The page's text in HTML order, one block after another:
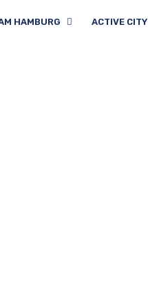
HAMBURG ACTIVE CITY